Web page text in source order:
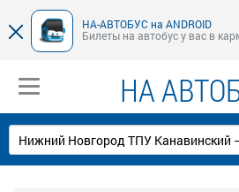
НА-АВТОБУС на ANDROID
Билеты на автобус у вас в
НА